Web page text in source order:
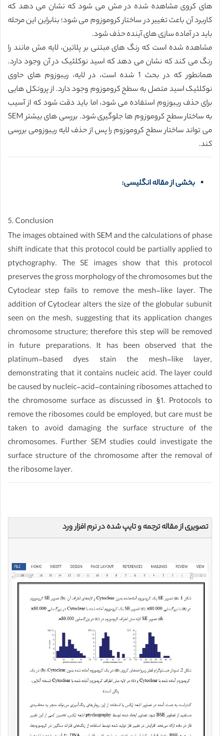
های کروی مشاهده شده در مش می شود که نشان می دهد که
کاربرد آن باعث تغییر در ساختار کروموزوم می شود؛ بنابراین این مرحله
باید در آماده سازی های آینده حذف شود.
مشاهده شده است که رنگ های مبتنی بر پلاتین، لایه مش مانند را
رنگ می کند که نشان می دهد که اسید نوکلئیک در آن وجود دارد.
همانطور که در بحث 1 شده است، در لایه، ریبوزوم های حاوی
نوکلئیک اسید متصل به سطح کروموزوم وجود دارد. از پروتکل هایی
برای حذف ریبوزوم استفاده می شود، اما باید دقت شود که از آسیب
به ساختار سطح کروموزوم ها جلوگیری شود. بررسی های بیشتر SEM
می تواند ساختار سطح کروموزوم را پس از حذف لایه ریبوزومی بررسی
کند.
بخشی از مقاله انگلیسی:
5. Conclusion
The images obtained with SEM and the calculations of phase
shift indicate that this protocol could be partially applied to
ptychography. The SE images show that this protocol
preserves the gross morphology of the chromosomes but the
Cytoclear step fails to remove the mesh-like layer. The
addition of Cytoclear alters the size of the globular subunit
seen on the mesh, suggesting that its application changes
chromosome structure; therefore this step will be removed
in future preparations. It has been observed that the
platinum-based dyes stain the mesh-like layer,
demonstrating that it contains nucleic acid. The layer could
be caused by nucleic-acid-containing ribosomes attached to
the chromosome surface as discussed in §1. Protocols to
remove the ribosomes could be employed, but care must be
taken to avoid damaging the surface structure of the
chromosomes. Further SEM studies could investigate the
surface structure of the chromosome after the removal of
the ribosome layer.
تصویری از مقاله ترجمه و تایپ شده در نرم افزار ورد